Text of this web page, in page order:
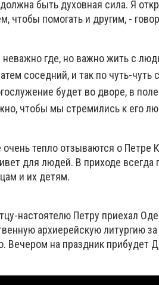
быть духовная сила. Я
чтобы помогать и другим, -
где, но важно жить с
соседний, и так по чуть-
будет во дворе, в
чтобы мы стремились к его
тепло отзываются о
для людей. В приходе
и их детям.
настоятелю Петру приехал
архиерейскую литургию
Вечером на праздник прибудет